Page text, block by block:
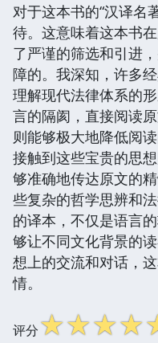
对于这本书的“汉译名
待。这意味着这本书
了严谨的筛选和引进
障的。我深知，许多
理解现代法律体系的
言的隔阂，直接阅读
则能够极大地降低阅
接触到这些宝贵的思
够准确地传达原文的
些复杂的哲学思辨和
的译本，不仅是语言
够让不同文化背景的
想上的交流和对话，
情。
评分☆☆☆☆